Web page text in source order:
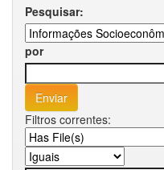
Pesquisar:
por
Filtros correntes: